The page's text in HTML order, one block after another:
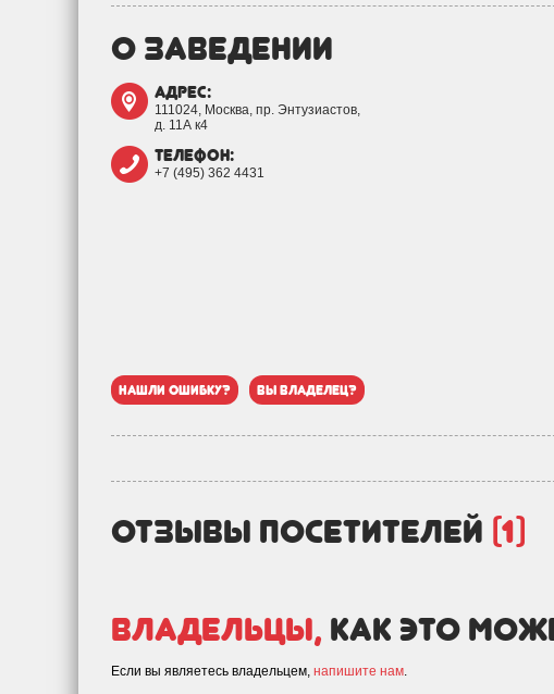
о заведении
адрес:
111024, Москва, пр. Энтузиастов,
д. 11А к4
телефон:
+7 (495) 362 4431
нашли ошибку? вы владелец?
отзывы посетителей (1)
Владельцы, как это
Если вы являетесь владельцем, напишите нам.